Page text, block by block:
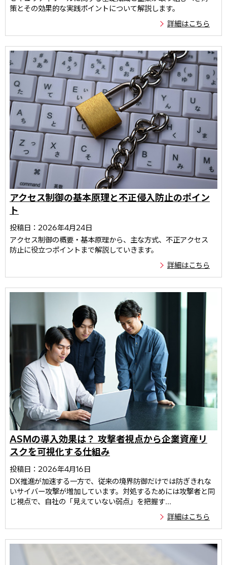
策とその効果的な実践ポイントについて解説します。
詳細はこちら
アクセス制御の基本原理と不正侵入防止のポイン
ト
投稿日：2026年4月24日
アクセス制御の概要・基本原理から、主な方式、不正アクセス
防止に役立つポイントまで解説していきます。
詳細はこちら
ASMの導入効果は？ 攻撃者視点から企業資産リ
スクを可視化する仕組み
投稿日：2026年4月16日
DX推進が加速する一方で、従来の境界防御だけでは防ぎきれな
いサイバー攻撃が増加しています。対処するためには攻撃者と同
じ視点で、自社の「見えていない弱点」を把握す...
詳細はこちら